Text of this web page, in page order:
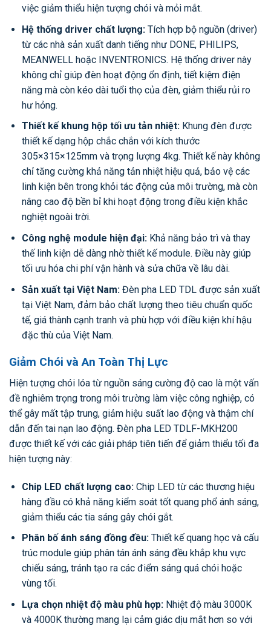
việc giảm thiểu hiện tượng chói và mỏi mắt.
Hệ thống driver chất lượng:Tích hợp bộ nguồn (driver)
từ các nhà sản xuất danh tiếng như DONE, PHILIPS,
MEANWELL hoặc INVENTRONICS. Hệ thống driver này
không chỉ giúp đèn hoạt động ổn định, tiết kiệm điện
năng mà còn kéo dài tuổi thọ của đèn, giảm thiểu rủi ro
hư hỏng.
Thiết kế khung hộp tối ưu tản nhiệt:Khung đèn được
thiết kế dạng hộp chắc chắn với kích thước
305×315×125mm và trọng lượng 4kg. Thiết kế này không
chỉ tăng cường khả năng tản nhiệt hiệu quả, bảo vệ các
linh kiện bên trong khỏi tác động của môi trường, mà còn
nâng cao độ bền bỉ khi hoạt động trong điều kiện khắc
nghiệt ngoài trời.
Công nghệ module hiện đại:Khả năng bảo trì và thay
thế linh kiện dễ dàng nhờ thiết kế module. Điều này giúp
tối ưu hóa chi phí vận hành và sửa chữa về lâu dài.
Sản xuất tại Việt Nam:Đèn pha LED TDL được sản xuất
tại Việt Nam, đảm bảo chất lượng theo tiêu chuẩn quốc
tế, giá thành cạnh tranh và phù hợp với điều kiện khí hậu
đặc thù của Việt Nam.
Giảm Chói và An Toàn Thị Lực
Hiện tượng chói lóa từ nguồn sáng cường độ cao là một vấn
đề nghiêm trọng trong môi trường làm việc công nghiệp, có
thể gây mất tập trung, giảm hiệu suất lao động và thậm chí
dẫn đến tai nạn lao động. Đèn pha LED TDLF-MKH200
được thiết kế với các giải pháp tiên tiến để giảm thiểu tối đa
hiện tượng này:
Chip LED chất lượng cao:Chip LED từ các thương hiệu
hàng đầu có khả năng kiểm soát tốt quang phổ ánh sáng,
giảm thiểu các tia sáng gây chói gắt.
Phân bố ánh sáng đồng đều:Thiết kế quang học và cấu
trúc module giúp phân tán ánh sáng đều khắp khu vực
chiếu sáng, tránh tạo ra các điểm sáng quá chói hoặc
vùng tối.
Lựa chọn nhiệt độ màu phù hợp:Nhiệt độ màu 3000K
và 4000K thường mang lại cảm giác dịu mắt hơn so với